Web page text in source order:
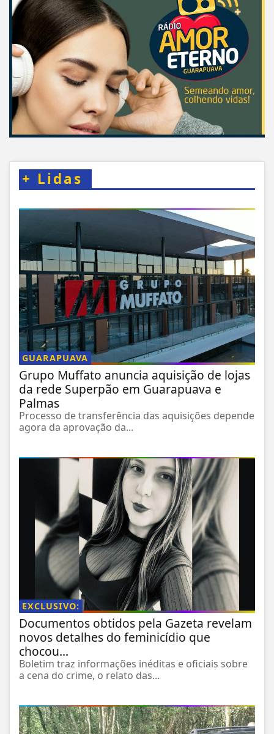
+ Lidas
GUARAPUAVA
Grupo Muffato anuncia aquisição de lojas
da rede Superpão em Guarapuava e
Palmas
Processo de transferência das aquisições depende
agora da aprovação da...
EXCLUSIVO:
Documentos obtidos pela Gazeta revelam
novos detalhes do feminicídio que
chocou...
Boletim traz informações inéditas e oficiais sobre
a cena do crime, o relato das...